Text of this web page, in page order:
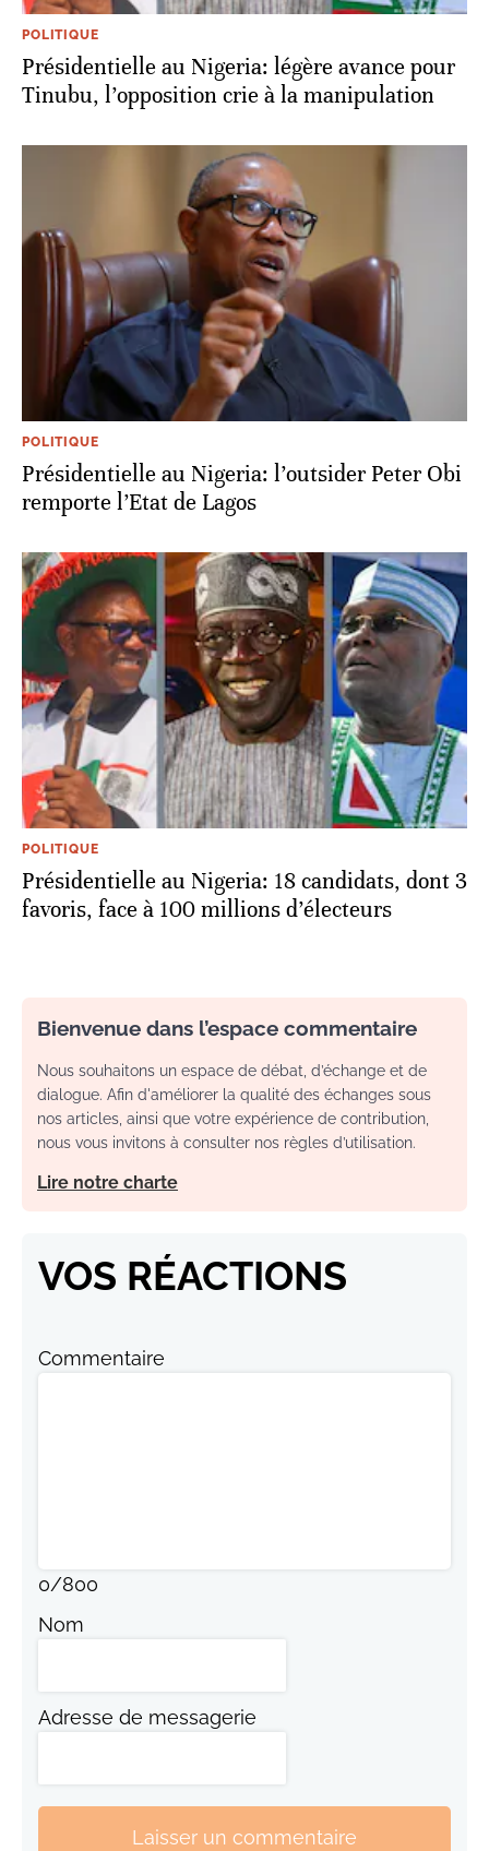
POLITIQUE
Présidentielle au Nigeria: légère avance pour
Tinubu, l’opposition crie à la manipulation
POLITIQUE
Présidentielle au Nigeria: l’outsider Peter Obi
remporte l’Etat de Lagos
POLITIQUE
Présidentielle au Nigeria: 18 candidats, dont 3
favoris, face à 100 millions d’électeurs
Bienvenue dans l’espace commentaire
Nous souhaitons un espace de débat, d’échange et de
dialogue. Afin d'améliorer la qualité des échanges sous
nos articles, ainsi que votre expérience de contribution,
nous vous invitons à consulter nos règles d’utilisation.
Lire notre charte
VOS RÉACTIONS
Commentaire
0/800
Nom
Adresse de messagerie
Laisser un commentaire